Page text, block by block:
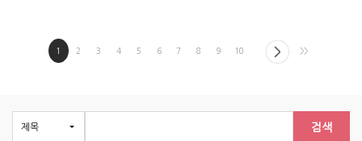
1 2 3 4 5 6 7 8 9 10 >>
검색